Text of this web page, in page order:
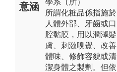
意涵
所謂化粧品係指施於
人體外部、牙齒或口
腔黏膜，用以潤澤髮
膚、刺激嗅覺、改善
體味、修飾容貌或清
潔身體之製劑。但依